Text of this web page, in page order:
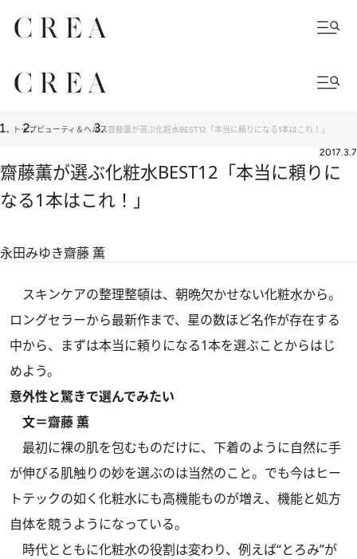
トップビューティ＆ヘルス齋藤薫が選ぶ化粧水BEST12「本当に頼りになる1本はこれ！」
2017.3.7
齋藤薫が選ぶ化粧水BEST12「本当に頼りに
なる1本はこれ！」
永田みゆき齋藤 薫
スキンケアの整理整頓は、朝晩欠かせない化粧水から。
ロングセラーから最新作まで、星の数ほど名作が存在する
中から、まずは本当に頼りになる1本を選ぶことからはじ
めよう。
意外性と驚きで選んでみたい
文＝齋藤 薫
最初に裸の肌を包むものだけに、下着のように自然に手
が伸びる肌触りの妙を選ぶのは当然のこと。でも今はヒー
トテックの如く化粧水にも高機能ものが増え、機能と処方
自体を競うようになっている。
時代とともに化粧水の役割は変わり、例えば“とろみ”が